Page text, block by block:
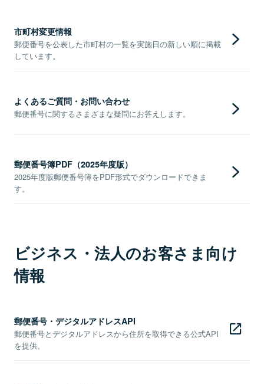
市町村変更情報
郵便番号を公表した市町村の一覧を実施日の新しい順に掲載
しています。
よくあるご質問・お問い合わせ
郵便番号に関するさまざまな疑問にお答えします。
郵便番号簿PDF（2025年度版）
2025年度版郵便番号簿をPDF形式でダウンロードできま
す。
ビジネス・法人のお客さま向け
情報
郵便番号・デジタルアドレスAPI
郵便番号とデジタルアドレスから住所を取得できる公式API
を提供。